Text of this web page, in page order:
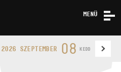
MENÜ
2026 SZEPTEMBER 08 KEDD